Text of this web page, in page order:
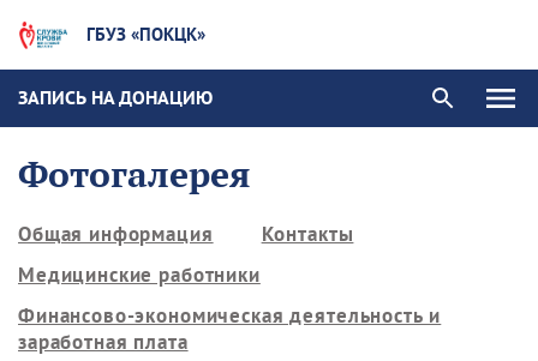
ГБУЗ «ПОКЦК»
ЗАПИСЬ НА ДОНАЦИЮ
Фотогалерея
Общая информация
Контакты
Медицинские работники
Финансово-экономическая деятельность и
заработная плата